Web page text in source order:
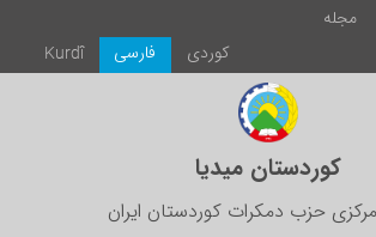
مجلە
Kurdî
فارسی كوردی
کوردستان میدیا
حزب دمکرات کوردستان ایران